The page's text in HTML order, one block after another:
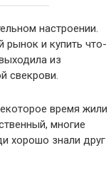
настроении.
рынок и купить что-
из
свекрови.
время жили
многие
хорошо знали друг